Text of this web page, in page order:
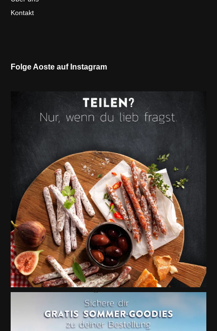
Kontakt
Folge Aoste auf Instagram